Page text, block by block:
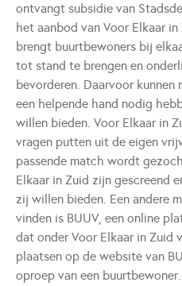
ontvangt subsidie van
het aanbod van Voor Elkaar
brengt buurtbewoners bij
tot stand te brengen en
bevorderen. Daarvoor kunnen
een helpende hand nodig
willen bieden. Voor Elkaar in
vragen putten uit de eigen
passende match wordt
Elkaar in Zuid zijn gescreend
zij willen bieden. Een andere
vinden is BUUV, een online
dat onder Voor Elkaar in Zuid
plaatsen op de website van
oproep van een